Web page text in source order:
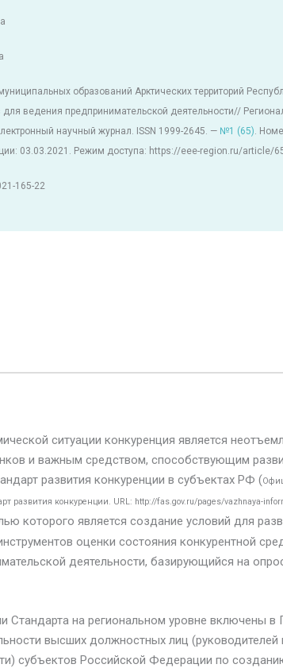
образований Арктических территорий
ведения предпринимательской деятельности//
научный журнал. ISSN 1999-2645. — №1 (65).
03.03.2021. Режим доступа: https://eee-region.ru/article/
165-22
ситуации конкуренция является
и важным средством, способствующим
развития конкуренции в субъектах РФ (
развития конкуренции. URL: http://fas.gov.ru/pages/vazhnaya-
которого является создание условий для
оценки состояния конкурентной
деятельности, базирующийся на
Стандарта на региональном уровне включены в
высших должностных лиц (руководителей
субъектов Российской Федерации по